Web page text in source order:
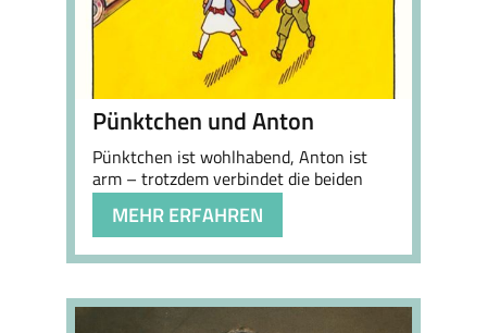
Pünktchen und Anton
Pünktchen ist wohlhabend, Anton ist
arm – trotzdem verbindet die beiden
eine tiefe Freundschaft.
MEHR ERFAHREN